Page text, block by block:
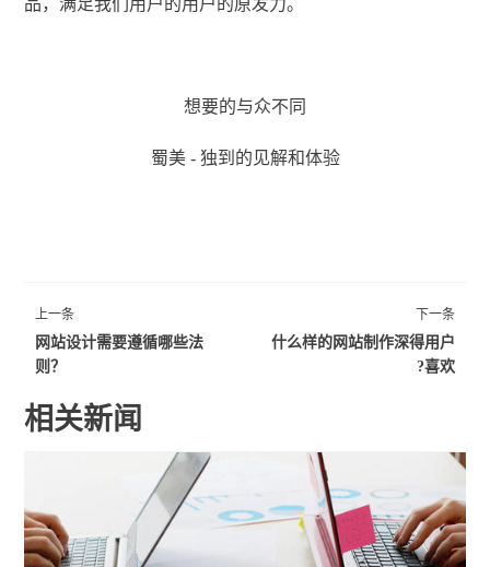
品，满足我们用户的用户的原发力。
想要的与众不同
蜀美 - 独到的见解和体验
上一条
网站设计需要遵循哪些法
则？
下一条
什么样的网站制作深得用户
喜欢?
相关新闻